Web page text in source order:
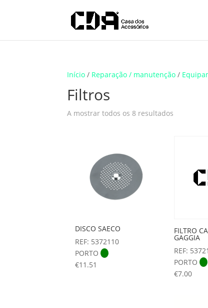
Início / Reparação / manutenção /
Filtros
A mostrar todos os 8 resultados
DISCO SAECO
REF: 5372110
PORTO
€11.51
FILTRO
GAGGIA
REF:
PORTO
€7.00